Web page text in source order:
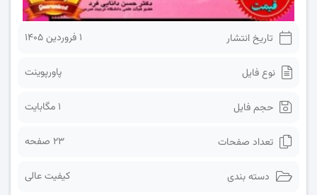
تاریخ انتشار 1 فروردین 1405
نوع فایل پاورپوینت
حجم فایل 1 مگابایت
تعداد صفحات 23 صفحه
دسته بندی کیفیت عالی